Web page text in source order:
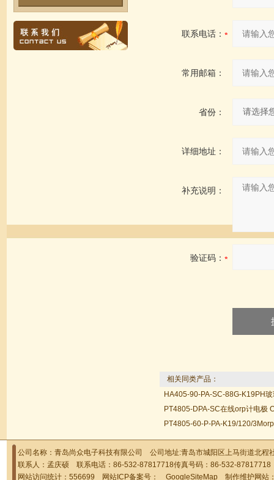
联系电话：
常用邮箱：
省份：
详细地址：
补充说明：
验证码：
相关同类产品：
HA405-90-PA-SC-88G-K19PH
PT4805-DPA-SC在线orp计电极
PT4805-60-P-PA-K19/120/
公司名称：青岛尚众电子科技有限公司 公司地址:青岛市城阳区上马街道北
联系人：孟庆硕 联系电话：86-532-87817718传真号码：86-532-
网站访问统计：556699 网站ICP备案号： GoogleSiteMap 制作维护网站